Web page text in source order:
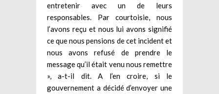
entretenir avec un de leurs
responsables. Par courtoisie, nous
l’avons reçu et nous lui avons signifié
ce que nous pensions de cet incident et
nous avons refusé de prendre le
message qu’il était venu nous remettre
», a-t-il dit. A l’en croire, si le
gouvernement a décidé d’envoyer une